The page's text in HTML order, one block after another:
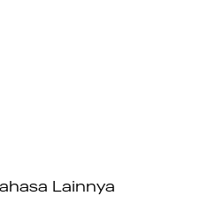
Lainnya